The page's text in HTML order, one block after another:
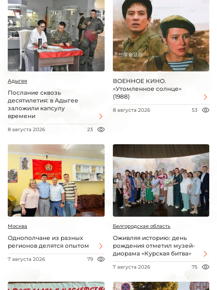
Адыгея
Послание сквозь
десятилетия: в Адыгее
заложили капсулу
времени
8 августа 2026 23
ВОЕННОЕ КИНО.
«Утомленное солнце»
(1988)
8 августа 2026 53
Москва
Однополчане из разных
регионов делятся опытом
7 августа 2026 79
Белгородская область
Оживляя историю: день
рождения отметил музей-
диорама «Курская битва»
7 августа 2026 75